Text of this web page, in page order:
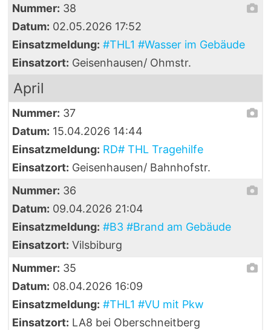
Nummer: 38
Datum: 02.05.2026 17:52
Einsatzmeldung: #THL1 #Wasser im Gebäude
Einsatzort: Geisenhausen/ Ohmstr.
April
Nummer: 37
Datum: 15.04.2026 14:44
Einsatzmeldung: RD# THL Tragehilfe
Einsatzort: Geisenhausen/ Bahnhofstr.
Nummer: 36
Datum: 09.04.2026 21:04
Einsatzmeldung: #B3 #Brand am Gebäude
Einsatzort: Vilsbiburg
Nummer: 35
Datum: 08.04.2026 16:09
Einsatzmeldung: #THL1 #VU mit Pkw
Einsatzort: LA8 bei Oberschneitberg